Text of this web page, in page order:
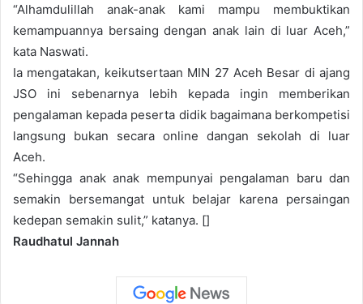
“Alhamdulillah anak-anak kami mampu membuktikan
kemampuannya bersaing dengan anak lain di luar Aceh,”
kata Naswati.
Ia mengatakan, keikutsertaan MIN 27 Aceh Besar di ajang
JSO ini sebenarnya lebih kepada ingin memberikan
pengalaman kepada peserta didik bagaimana berkompetisi
langsung bukan secara online dangan sekolah di luar
Aceh.
“Sehingga anak anak mempunyai pengalaman baru dan
semakin bersemangat untuk belajar karena persaingan
kedepan semakin sulit,” katanya. []
Raudhatul Jannah